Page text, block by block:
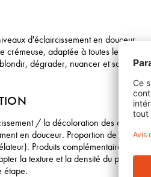
d'éclaircissement en douceur
crémeuse, adaptée à toutes les
dégrader, nuancer et soigner
/ la décoloration des cheveux
en douceur. Proportion de
Produits complémentaires à
la texture et la densité du produit,
étape.